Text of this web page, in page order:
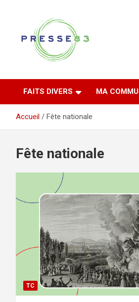
Presse 83
FAITS DIVERS MA
Accueil Fête nationale
Fête nationale
TC